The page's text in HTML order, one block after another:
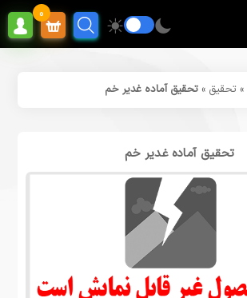
0
» تحقیق »تحقیق آماده غدیر خم
تحقیق آماده غدیر خم